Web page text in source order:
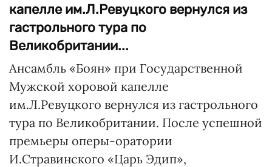
капелле им.Л.Ревуцкого вернулся из
гастрольного тура по
Великобритании...
Ансамбль «Боян» при Государственной
Мужской хоровой капелле
им.Л.Ревуцкого вернулся из гастрольного
тура по Великобритании. После успешной
премьеры оперы-оратории
И.Стравинского «Царь Эдип»,